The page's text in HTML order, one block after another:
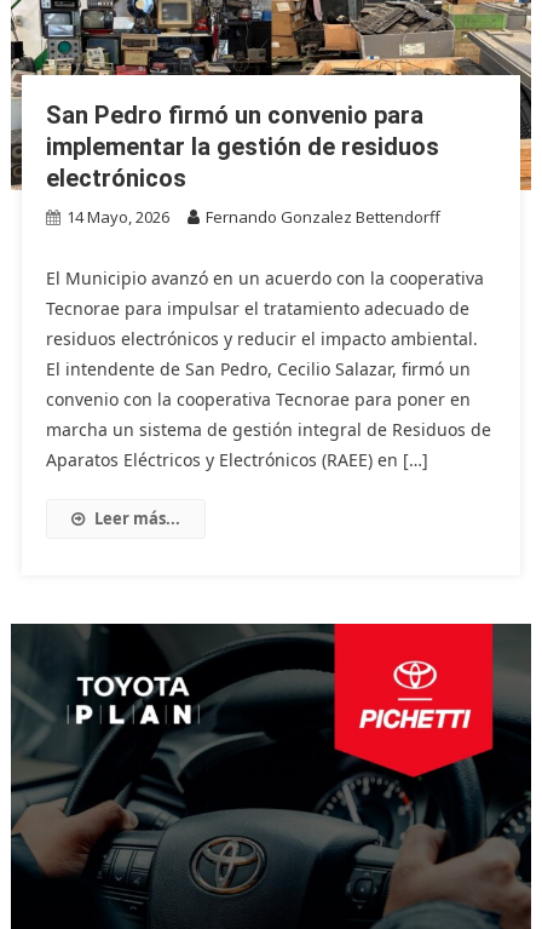
San Pedro firmó un convenio para
implementar la gestión de residuos
electrónicos
14 Mayo, 2026 Fernando Gonzalez Bettendorff
El Municipio avanzó en un acuerdo con la cooperativa
Tecnorae para impulsar el tratamiento adecuado de
residuos electrónicos y reducir el impacto ambiental.
El intendente de San Pedro, Cecilio Salazar, firmó un
convenio con la cooperativa Tecnorae para poner en
marcha un sistema de gestión integral de Residuos de
Aparatos Eléctricos y Electrónicos (RAEE) en […]
Leer más...